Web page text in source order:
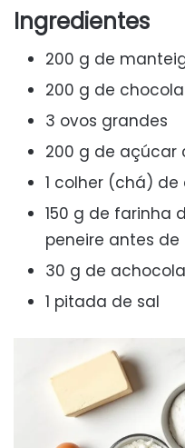
Ingredientes
200 g de
200 g de
3 ovos grandes
200 g de açúcar
1 colher (chá)
150 g de farinha
peneire antes de
30 g de
1 pitada de sal